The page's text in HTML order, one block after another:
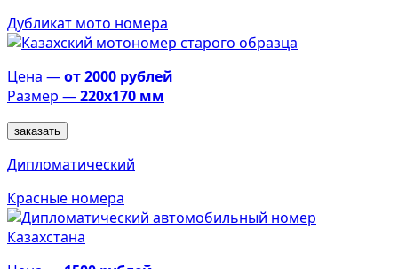
Дубликат мото номера
Цена —от 2000 рублей
Размер —220х170 мм
заказать
Дипломатический
Красные номера